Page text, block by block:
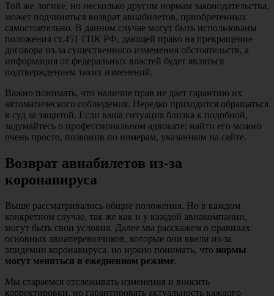
Той же логике, но несколько другим нормам законодательства,
может подчиняться возврат авиабилетов, приобретенных
самостоятельно. В данном случае могут быть использованы
положения ст.451 ГПК РФ, дающей право на прекращение
договора из-за существенного изменения обстоятельств, а
информация от федеральных властей будет являться
подтверждением таких изменений.
Важно понимать, что наличие прав не дает гарантию их
автоматического соблюдения. Нередко приходится обращаться
в суд за защитой. Если ваша ситуация близка к подобной,
задумайтесь о профессиональном адвокате: найти его можно
очень просто, позвонив по номерам, указанным на сайте.
Возврат авиабилетов из-за
коронавируса
Выше рассматривались общие положения. Но в каждом
конкретном случае, так же как и у каждой авиакомпании,
могут быть свои условия. Далее мы расскажем о правилах
основных авиаперевозчиков, которые они ввели из-за
эпидемии коронавируса, но нужно понимать, что нормы
могут меняться в ежедневном режиме.
Мы стараемся отслеживать изменения и вносить
корректировки, но гарантировать актуальность каждого